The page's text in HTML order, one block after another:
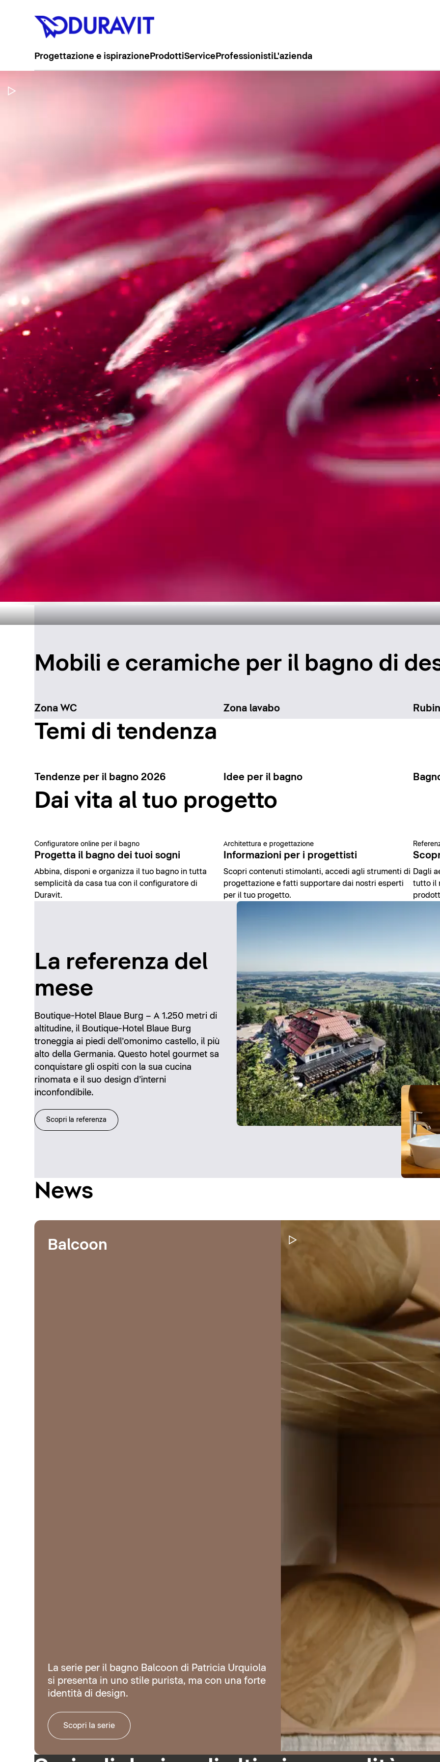
Progettazione e ispirazione ProdottiService Professionisti L'azienda
Metti in pausa il video
Design senza tempo per il
Scopri di più
Mobili e ceramiche per il bagno di
Zona WC Zona lavabo
Temi di tendenza
Tendenze per il bagno 2026 Idee per il bagno
Dai vita al tuo progetto
Configuratore online per il bagno
Progetta il bagno dei tuoi sogni
Abbina, disponi e organizza il tuo bagno in tutta
semplicità da casa tua con il configuratore di
Duravit.
Architettura e progettazione
Informazioni per i progettisti
Scopri contenuti stimolanti, accedi agli strumenti di
progettazione e fatti supportare dai nostri esperti
per il tuo progetto.
Dagli
tutto il
La referenza del
mese
Boutique-Hotel Blaue Burg – A 1.250 metri di
altitudine, il Boutique-Hotel Blaue Burg
troneggia ai piedi dell’omonimo castello, il più
alto della Germania. Questo hotel gourmet sa
conquistare gli ospiti con la sua cucina
rinomata e il suo design d’interni
inconfondibile.
Scopri la referenza
News
Metti in pausa il video
Balcoon
La serie per il bagno Balcoon di Patricia Urquiola
si presenta in uno stile purista, ma con una forte
identità di design.
Scopri la serie